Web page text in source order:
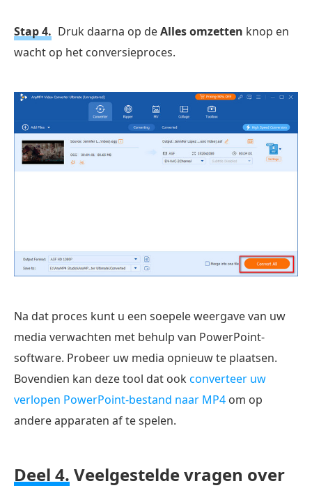
Stap 4. Druk daarna op deAlles omzetten knop en
wacht op het conversieproces.
Na dat proces kunt u een soepele weergave van uw
media verwachten met behulp van PowerPoint-
software. Probeer uw media opnieuw te plaatsen.
Bovendien kan deze tool dat ookconverteer uw
verlopen PowerPoint-bestand naar MP4 om op
andere apparaten af te spelen.
Deel 4. Veelgestelde vragen over